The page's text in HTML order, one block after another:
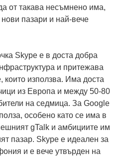
от такава несъмнено има,
пазари и най-вече
Skype е в доста добра
и притежава
които използва. Има доста
из Европа и между 50-80
на седмица. За Google
особено като се има в
gTalk и амбициите им
пазар. Skype е идеален за
и е вече утвърден на